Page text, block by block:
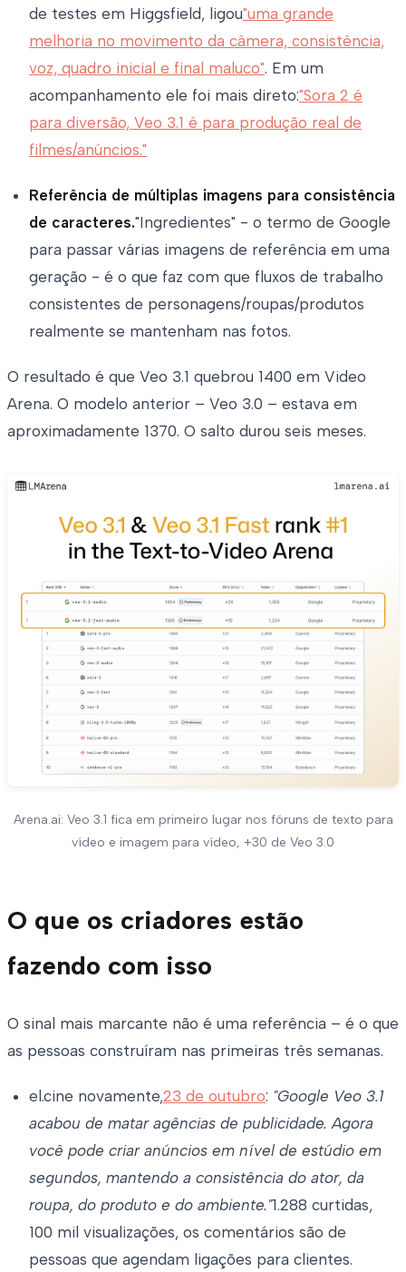
de testes em Higgsfield, ligou"uma grande
melhoria no movimento da câmera, consistência,
voz, quadro inicial e final maluco". Em um
acompanhamento ele foi mais direto:"Sora 2 é
para diversão, Veo 3.1 é para produção real de
filmes/anúncios."
Referência de múltiplas imagens para consistência
de caracteres."Ingredientes" - o termo de Google
para passar várias imagens de referência em uma
geração - é o que faz com que fluxos de trabalho
consistentes de personagens/roupas/produtos
realmente se mantenham nas fotos.
O resultado é que Veo 3.1 quebrou 1400 em Video
Arena. O modelo anterior – Veo 3.0 – estava em
aproximadamente 1370. O salto durou seis meses.
Arena.ai: Veo 3.1 fica em primeiro lugar nos fóruns de texto para
vídeo e imagem para vídeo, +30 de Veo 3.0
O que os criadores estão
fazendo com isso
O sinal mais marcante não é uma referência – é o que
as pessoas construíram nas primeiras três semanas.
el.cine novamente,23 de outubro: "Google Veo 3.1
acabou de matar agências de publicidade. Agora
você pode criar anúncios em nível de estúdio em
segundos, mantendo a consistência do ator, da
roupa, do produto e do ambiente."1.288 curtidas,
100 mil visualizações, os comentários são de
pessoas que agendam ligações para clientes.